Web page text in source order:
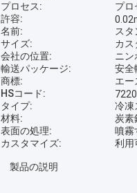
プロセス:
プロ
許容:
名前:
ス
サイズ:
カス
会社の位置:
ニン
輸送パッケージ:
安全
商標:
エー
HSコード:
タイプ:
冷凍
材料:
炭素
表面の処理:
噴霧
カスタマイズ: 利用
製品の説明